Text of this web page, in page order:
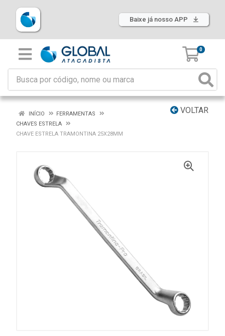
Baixe já nosso APP
0
VOLTAR
INÍCIO
FERRAMENTAS
CHAVES ESTRELA
CHAVE ESTRELA TRAMONTINA 25X28MM